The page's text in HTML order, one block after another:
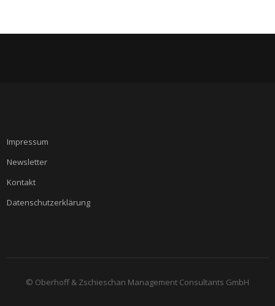
Impressum
Newsletter
Kontakt
Datenschutzerklärung
© Oberhoff & Zschieschan Management Consultants GmbH